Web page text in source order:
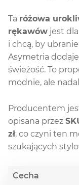
Ta różowa
rękawów jest
i chcą, by
Asymetria
świeżość. To
modnie, ale
Producentem
opisana przez
zł, co czyni ten
szukających
Cecha